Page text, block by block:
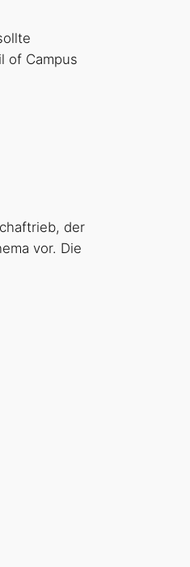
der
vor. Die